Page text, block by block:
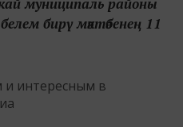
бирү мәктәбенең 11
интересным в